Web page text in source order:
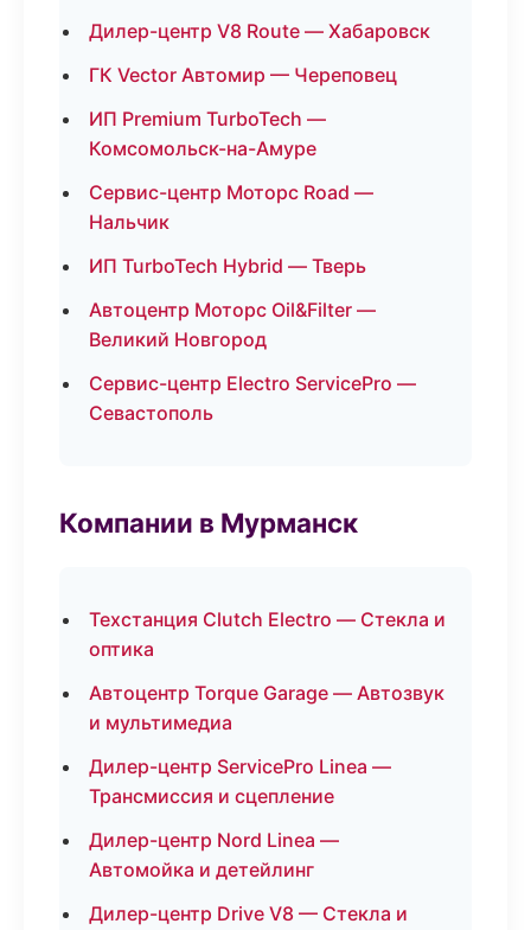
Дилер-центр V8 Route — Хабаровск
ГК Vector Автомир — Череповец
ИП Premium TurboTech —
Комсомольск-на-Амуре
Сервис-центр Моторс Road —
Нальчик
ИП TurboTech Hybrid — Тверь
Автоцентр Моторс Oil&Filter —
Великий Новгород
Сервис-центр Electro ServicePro —
Севастополь
Компании в Мурманск
Техстанция Clutch Electro — Стекла и
оптика
Автоцентр Torque Garage — Автозвук
и мультимедиа
Дилер-центр ServicePro Linea —
Трансмиссия и сцепление
Дилер-центр Nord Linea —
Автомойка и детейлинг
Дилер-центр Drive V8 — Стекла и